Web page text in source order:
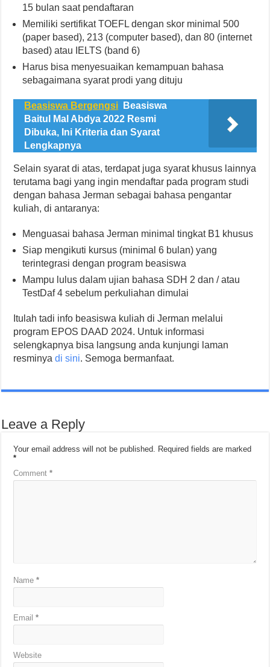
15 bulan saat pendaftaran
Memiliki sertifikat TOEFL dengan skor minimal 500
(paper based), 213 (computer based), dan 80 (internet
based) atau IELTS (band 6)
Harus bisa menyesuaikan kemampuan bahasa
sebagaimana syarat prodi yang dituju
Beasiswa Bergengsi
Beasiswa
Baitul Mal Abdya 2022 Resmi
Dibuka, Ini Kriteria dan Syarat
Lengkapnya
Selain syarat di atas, terdapat juga syarat khusus lainnya
terutama bagi yang ingin mendaftar pada program studi
dengan bahasa Jerman sebagai bahasa pengantar
kuliah, di antaranya:
Menguasai bahasa Jerman minimal tingkat B1 khusus
Siap mengikuti kursus (minimal 6 bulan) yang
terintegrasi dengan program beasiswa
Mampu lulus dalam ujian bahasa SDH 2 dan / atau
TestDaf 4 sebelum perkuliahan dimulai
Itulah tadi info beasiswa kuliah di Jerman melalui
program EPOS DAAD 2024. Untuk informasi
selengkapnya bisa langsung anda kunjungi laman
resminyadi sini. Semoga bermanfaat.
Leave a Reply
Your email address will not be published. Required fields are marked
*
Comment*
Name*
Email*
Website